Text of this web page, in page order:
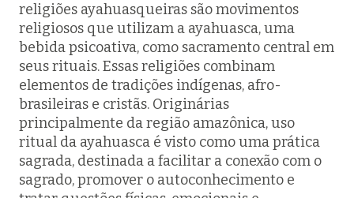
religiões ayahuasqueiras são movimentos
religiosos que utilizam a ayahuasca, uma
bebida psicoativa, como sacramento central em
seus rituais. Essas religiões combinam
elementos de tradições indígenas, afro-
brasileiras e cristãs. Originárias
principalmente da região amazônica, uso
ritual da ayahuasca é visto como uma prática
sagrada, destinada a facilitar a conexão com o
sagrado, promover o autoconhecimento e